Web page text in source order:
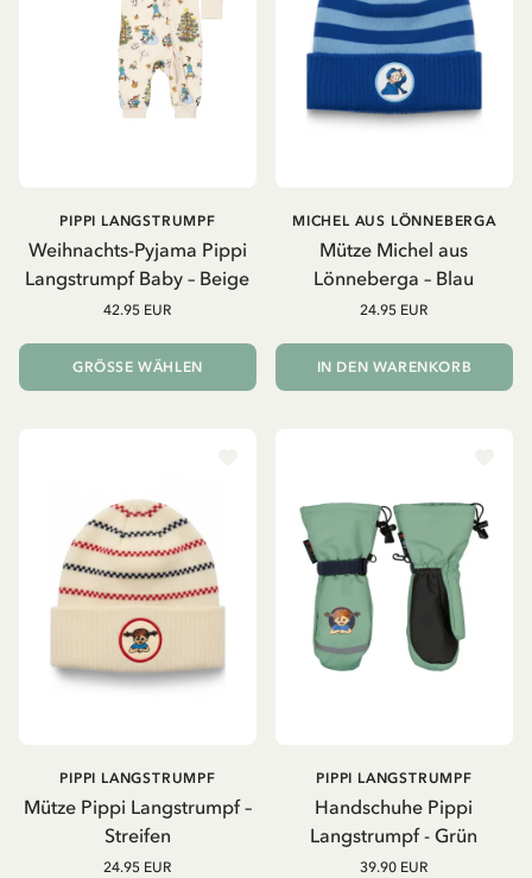
Weihnachts-Pyjama Pippi
Langstrumpf Baby – Beige
PIPPI LANGSTRUMPF
42.95 EUR
GRÖSSE WÄHLEN
Mütze Michel aus
Lönneberga – Blau
MICHEL AUS LÖNNEBERGA
24.95 EUR
IN DEN WARENKORB
Mütze Pippi Langstrumpf –
Streifen
PIPPI LANGSTRUMPF
24.95 EUR
Handschuhe Pippi
Langstrumpf - Grün
PIPPI LANGSTRUMPF
39.90 EUR